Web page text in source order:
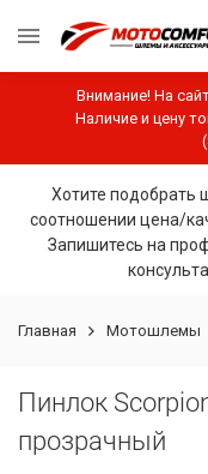
Внимание! На
Наличие и цену
Хотите подобрать
соотношении цена/
Запишитесь на
Главная Мотошлемы
Пинлок
прозрачный